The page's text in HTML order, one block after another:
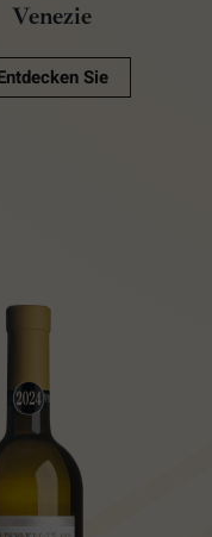
Venezie
Sie